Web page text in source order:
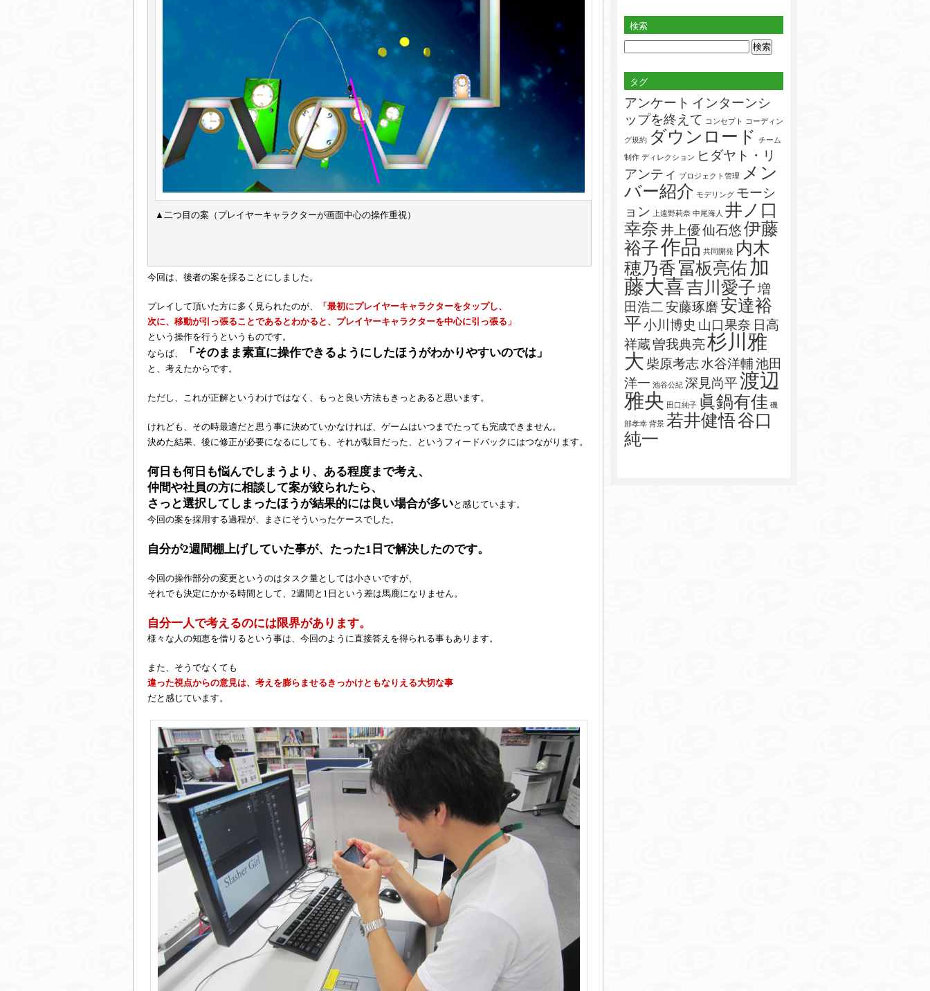
▲二つ目の案（プレイヤーキャラクターが画面中心の操作重視）
今回は、後者の案を採ることにしました。
プレイして頂いた方に多く見られたのが、
「最初にプレイヤーキャラクターをタップし、
次に、移動が引っ張ることであるとわかると、プレイヤーキャラクターを中心に引っ張る」
という操作を行うというものです。
ならば、
「そのまま素直に操作できるようにしたほうがわかりやすいのでは」
と、考えたからです。
ただし、これが正解というわけではなく、もっと良い方法もきっとあると思います。
けれども、その時最適だと思う事に決めていかなければ、ゲームはいつまでたっても完成できません。
決めた結果、後に修正が必要になるにしても、それが駄目だった、というフィードバックにはつながります。
何日も何日も悩んでしまうより、ある程度まで考え、
仲間や社員の方に相談して案が絞られたら、
さっと選択してしまったほうが結果的には良い場合が多いと感じています。
今回の案を採用する過程が、まさにそういったケースでした。
自分が2週間棚上げしていた事が、たった1日で解決したのです。
今回の操作部分の変更というのはタスク量としては小さいですが、
それでも決定にかかる時間として、2週間と1日という差は馬鹿になりません。
自分一人で考えるのには限界があります。
様々な人の知恵を借りるという事は、今回のように直接答えを得られる事もあります。
また、そうでなくても
違った視点からの意見は、考えを膨らませるきっかけともなりえる大切な事
だと感じています。
検索
タグ
アンケート インターンシ
ップを終えて
コンセプト コーディン
グ規約 ダウンロード チーム
制作 ディレクション
ヒダヤト・リ
アンティ
プロジェクト管理
メン
バー紹介 モデリング モーシ
ョン
上遠野莉奈 中尾海人 井ノ口
幸奈井上優仙石悠伊藤
裕子作品 共同開発 内木
穂乃香冨板亮佑 加
藤大喜吉川愛子増
田浩二安藤琢磨 安達裕
平小川博史 山口果奈 日高
祥蔵曽我典亮杉川雅
大 柴原考志水谷洋輔池田
洋一 池谷公紀 深見尚平渡辺
雅央 田口純子 眞鍋有佳 磯
部孝幸 背景 若井健悟谷口
純一